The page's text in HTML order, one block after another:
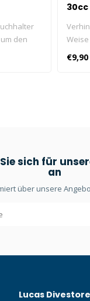
den
30cc
€9,90
sich für
an
über unsere
Lucas Divestore